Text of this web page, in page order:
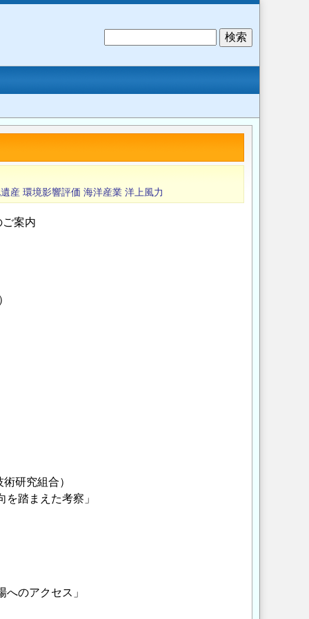
産 環境影響評価 海洋産業 洋上風力
案内
研究組合）
踏まえた考察」
のアクセス」